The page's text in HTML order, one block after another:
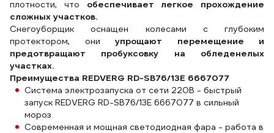
плотности, что обеспечивает легкое прохождение
сложных участков.
Снегоуборщик оснащен колесами с глубоким
протектором, они упрощают перемещение и
предотвращают пробуксовку на обледенелых
участках.
Преимущества REDVERG RD-SB76/13E 6667077
Система электрозапуска от сети 220В - быстрый
запуск REDVERG RD-SB76/13E 6667077 в сильный
мороз
Современная и мощная светодиодная фара - работа в